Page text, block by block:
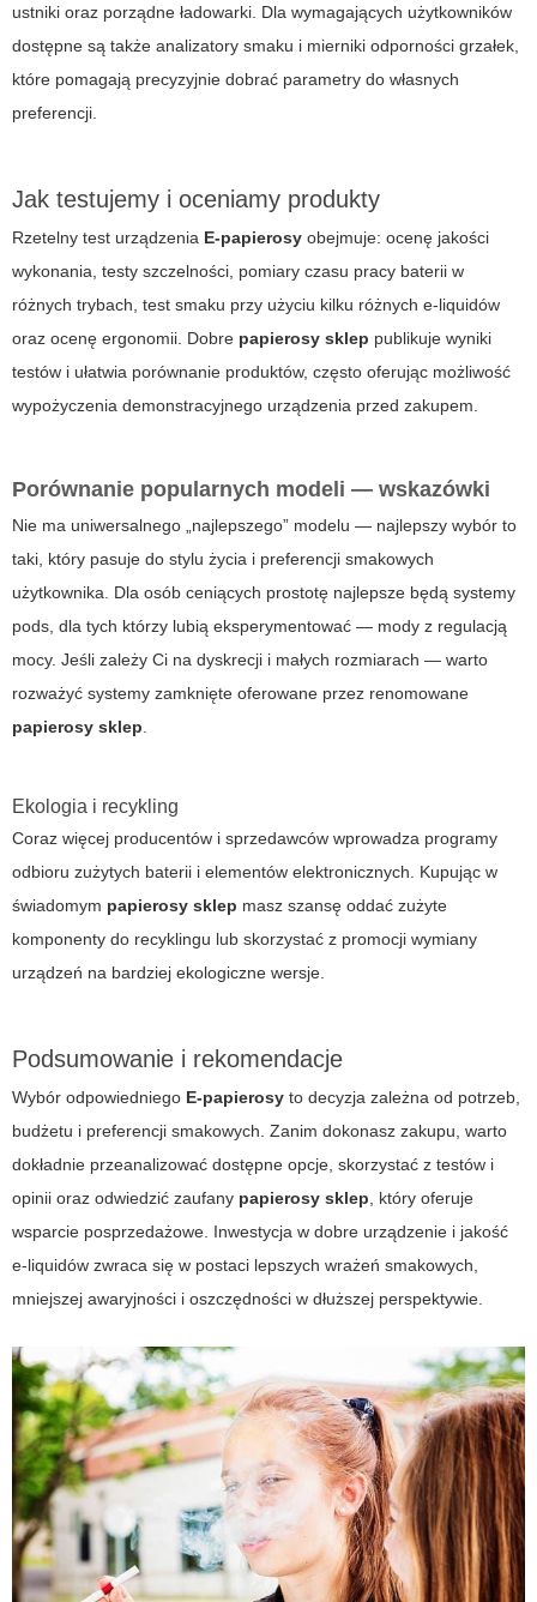
ustniki oraz porządne ładowarki. Dla wymagających użytkowników
dostępne są także analizatory smaku i mierniki odporności grzałek,
które pomagają precyzyjnie dobrać parametry do własnych
preferencji.
Jak testujemy i oceniamy produkty
Rzetelny test urządzenia E-papierosy obejmuje: ocenę jakości
wykonania, testy szczelności, pomiary czasu pracy baterii w
różnych trybach, test smaku przy użyciu kilku różnych e-liquidów
oraz ocenę ergonomii. Dobre papierosy sklep publikuje wyniki
testów i ułatwia porównanie produktów, często oferując możliwość
wypożyczenia demonstracyjnego urządzenia przed zakupem.
Porównanie popularnych modeli — wskazówki
Nie ma uniwersalnego „najlepszego” modelu — najlepszy wybór to
taki, który pasuje do stylu życia i preferencji smakowych
użytkownika. Dla osób ceniących prostotę najlepsze będą systemy
pods, dla tych którzy lubią eksperymentować — mody z regulacją
mocy. Jeśli zależy Ci na dyskrecji i małych rozmiarach — warto
rozważyć systemy zamknięte oferowane przez renomowane
papierosy sklep
Ekologia i recykling
Coraz więcej producentów i sprzedawców wprowadza programy
odbioru zużytych baterii i elementów elektronicznych. Kupując w
świadomym papierosy sklep masz szansę oddać zużyte
komponenty do recyklingu lub skorzystać z promocji wymiany
urządzeń na bardziej ekologiczne wersje.
Podsumowanie i rekomendacje
Wybór odpowiedniego E-papierosy to decyzja zależna od potrzeb,
budżetu i preferencji smakowych. Zanim dokonasz zakupu, warto
dokładnie przeanalizować dostępne opcje, skorzystać z testów i
opinii oraz odwiedzić zaufany papierosy sklep , który oferuje
wsparcie posprzedażowe. Inwestycja w dobre urządzenie i jakość
e-liquidów zwraca się w postaci lepszych wrażeń smakowych,
mniejszej awaryjności i oszczędności w dłuższej perspektywie.